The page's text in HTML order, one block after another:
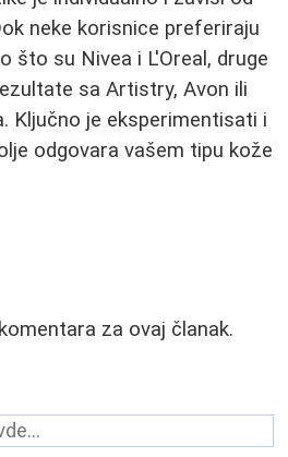
neke korisnice preferiraju
što su Nivea i L'Oreal, druge
sa Artistry, Avon ili
Ključno je eksperimentisati i
odgovara vašem tipu kože
za ovaj članak.